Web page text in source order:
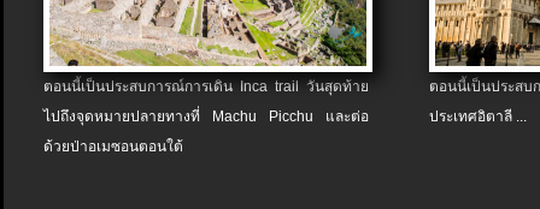
ตอนนี้เป็นประสบการณ์การเดิน Inca trail วันสุดท้าย
ไปถึงจุดหมายปลายทางที่ Machu Picchu และต่อ
ด้วยป่าอเมซอนตอนใต้
ตอนนี้เป็นประส
ประเทศอิตาลี ...